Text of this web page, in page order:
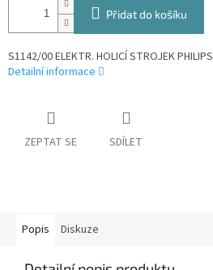
Přidat do košíku
S1142/00 ELEKTR. HOLICÍ STROJEK PHILIPS
Detailní informace
ZEPTAT SE SDÍLET
Popis Diskuze